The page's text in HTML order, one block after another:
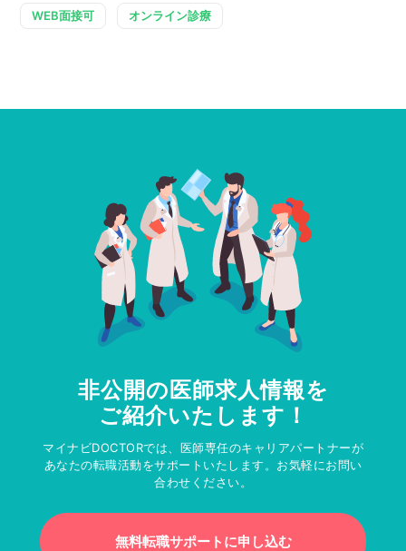
WEB面接可 オンライン診療
非公開の医師求人情報を
ご紹介いたします！
マイナビDOCTORでは、医師専任のキャリアパートナーが
あなたの転職活動をサポートいたします。お気軽にお問い
合わせください。
無料転職サポートに申し込む